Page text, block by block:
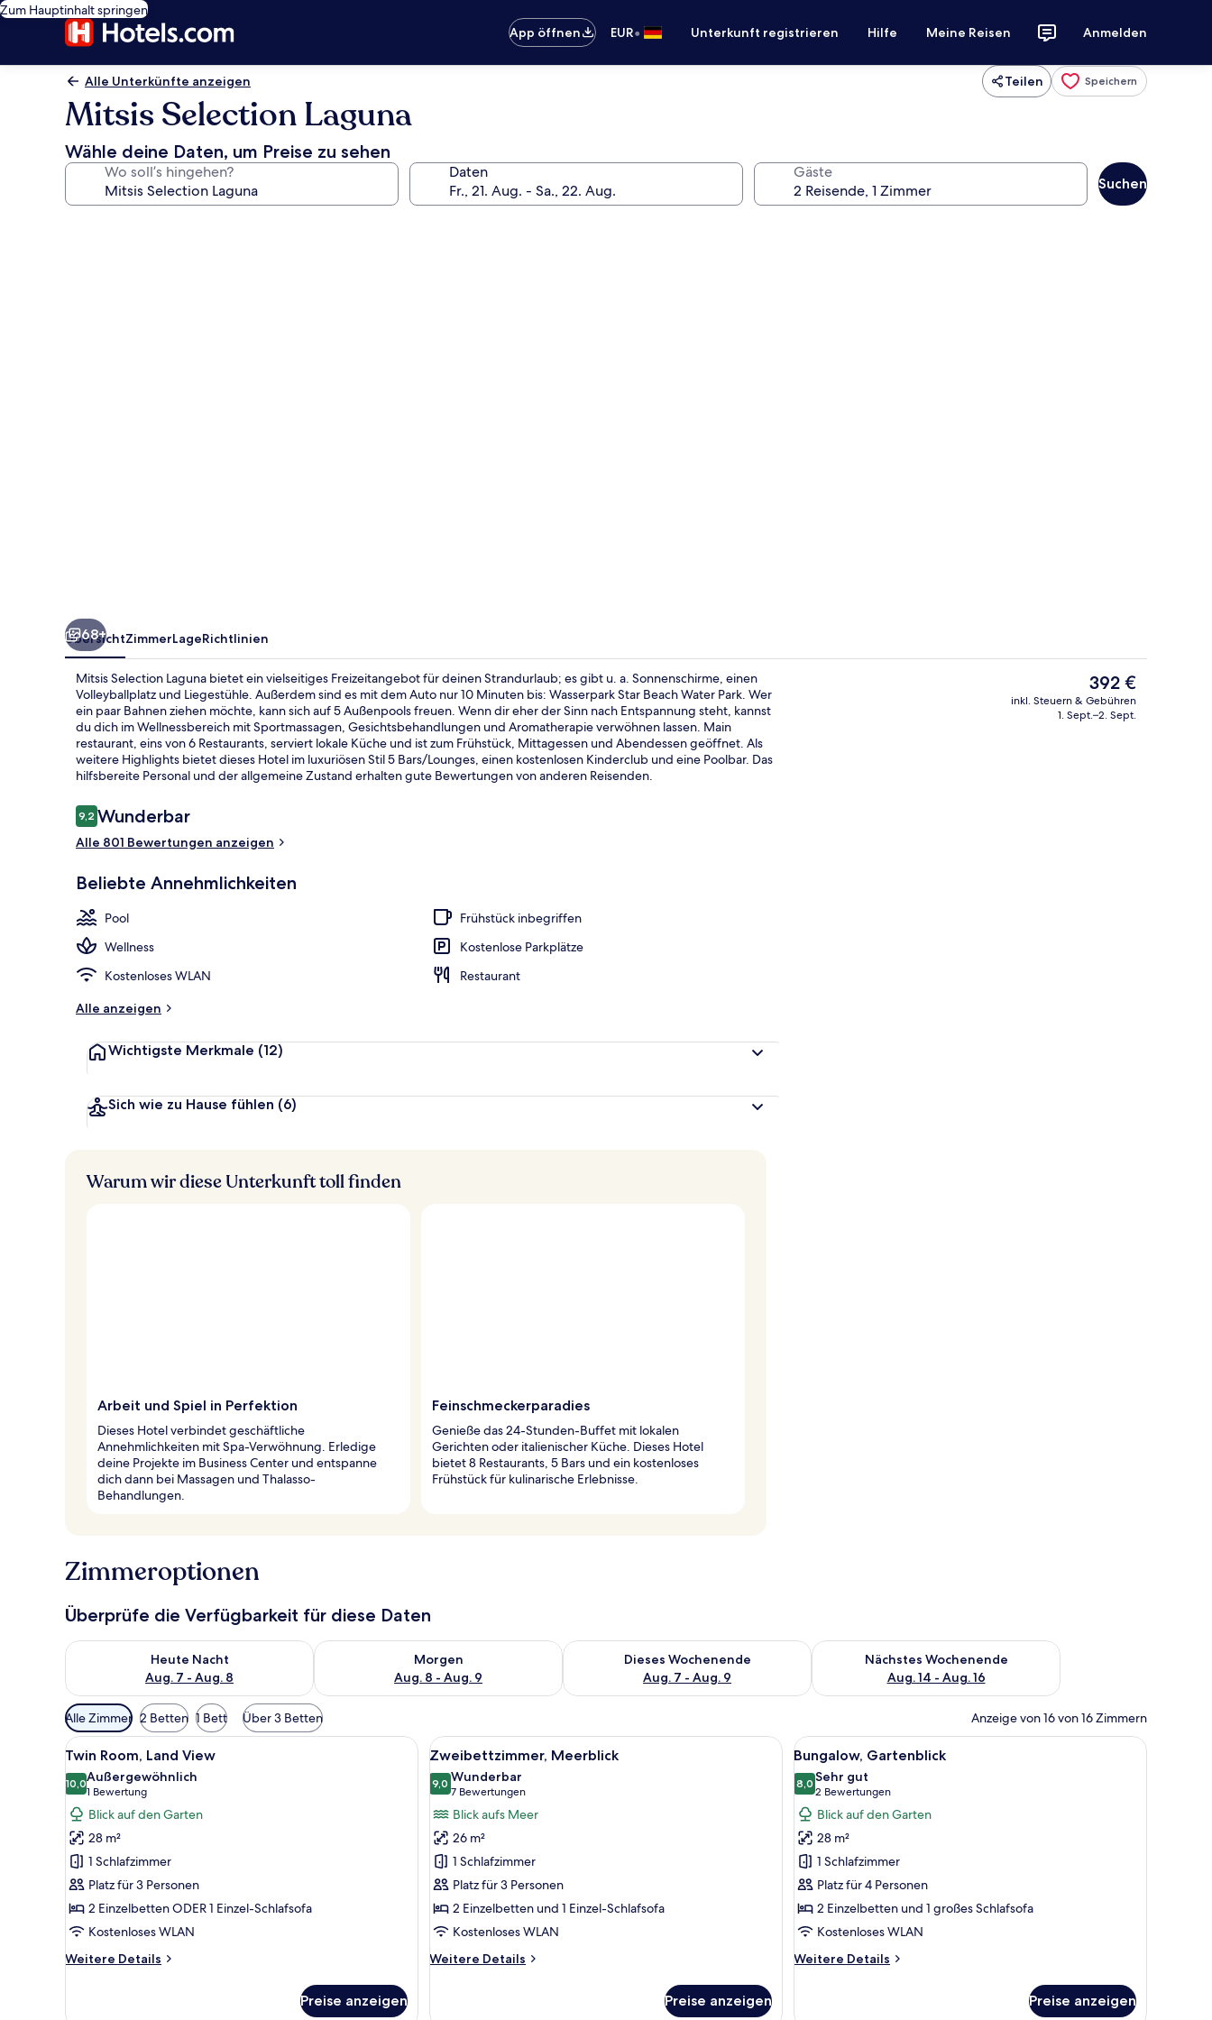
Zum Hauptinhalt springen
App öffnen
EUR• Unterkunft registrieren Hilfe Meine Reisen Anmelden
Alle Unterkünfte anzeigen Teilen Speichern
Mitsis Selection Laguna
Wähle deine Daten, um Preise zu sehen
Wo soll’s hingehen? Daten Gäste
Suchen
5 Bars/Lounges, Poolbar
68+
ÜbersichtZimmerLageRichtlinien
Mitsis Selection Laguna bietet ein vielseitiges Freizeitangebot für deinen Strandurlaub; es gibt u. a. Sonnenschirme, einen
Volleyballplatz und Liegestühle. Außerdem sind es mit dem Auto nur 10 Minuten bis: Wasserpark Star Beach Water Park. Wer
ein paar Bahnen ziehen möchte, kann sich auf 5 Außenpools freuen. Wenn dir eher der Sinn nach Entspannung steht, kannst
du dich im Wellnessbereich mit Sportmassagen, Gesichtsbehandlungen und Aromatherapie verwöhnen lassen. Main
restaurant, eins von 6 Restaurants, serviert lokale Küche und ist zum Frühstück, Mittagessen und Abendessen geöffnet. Als
weitere Highlights bietet dieses Hotel im luxuriösen Stil 5 Bars/Lounges, einen kostenlosen Kinderclub und eine Poolbar. Das
hilfsbereite Personal und der allgemeine Zustand erhalten gute Bewertungen von anderen Reisenden.
Bewertungen
9,29,2 von 10.
Wunderbar
Alle 801 Bewertungen anzeigen
Beliebte Annehmlichkeiten
Pool
Frühstück inbegriffen
Wellness
Kostenlose Parkplätze
Kostenloses WLAN
Restaurant
Alle anzeigen
Wichtigste Merkmale (12)
Sich wie zu Hause fühlen (6)
Der
aktuelle
Preis
392 €
inkl. Steuern & Gebühren
1. Sept.–2. Sept.
Warum wir diese Unterkunft toll finden
Arbeit und Spiel in Perfektion
Dieses Hotel verbindet geschäftliche
Annehmlichkeiten mit Spa-Verwöhnung. Erledige
deine Projekte im Business Center und entspanne
dich dann bei Massagen und Thalasso-
Behandlungen.
Feinschmeckerparadies
Genieße das 24-Stunden-Buffet mit lokalen
Gerichten oder italienischer Küche. Dieses Hotel
bietet 8 Restaurants, 5 Bars und ein kostenloses
Frühstück für kulinarische Erlebnisse.
Zimmeroptionen
Überprüfe die Verfügbarkeit für diese Daten
Heute Nacht
Aug. 7 - Aug. 8
Überprüfe die Verfügbarkeit für heute Nacht, Aug. 7 - Aug. 8.
Morgen
Aug. 8 - Aug. 9
Überprüfe die Verfügbarkeit für morgen, Aug. 8 - Aug. 9.
Dieses Wochenende
Aug. 7 - Aug. 9
Überprüfe die Verfügbarkeit für dieses Wochenende, Aug. 7 - Aug. 9.
Nächstes Wochenende
Aug. 14 - Aug. 16
Überprüfe die Verfügbarkeit für nächstes Wochenende, Aug.
Verfügbare
Filter
für
Zimmer
Alle Zimmer 2 Betten 1 Bett Über 3 Betten Anzeige von 16 von 16 Zimmern
Alle
Fotos
für
Twin
Room,
Land
View
anzeigen
Ein Bett mit einer gepolsterten Kopfteil, zwei Kissen und zwei Nachttische mit Lampen.
4
Twin Room, Land View
10,010,0 von 10
Außergewöhnlich
1 Bewertung
(1
Bewertung)
Blick auf den Garten
28 m²
1 Schlafzimmer
Platz für 3 Personen
2 Einzelbetten ODER 1 Einzel-Schlafsofa
Kostenloses WLAN
Weitere Details
Weitere
Preise anzeigen
Alle
Fotos
für
Zweibettzimmer,
Meerblick
anzeigen
Ein Schlafzimmer mit einem großen Bett, einer Bank, einem Nachttisch, einem Spiegel und Blick auf den Ozean.
4
Zweibettzimmer, Meerblick
9,09,0 von 10
Wunderbar
7 Bewertungen
(7
Bewertungen)
Blick aufs Meer
26 m²
1 Schlafzimmer
Platz für 3 Personen
2 Einzelbetten und 1 Einzel-Schlafsofa
Kostenloses WLAN
Weitere Details
Weitere
Preise anzeigen
Alle
Fotos
für
Bungalow,
Gartenblick
anzeigen
Ein Schlafzimmer mit einem großen Bett,
6
Bungalow, Gartenblick
8,08,0 von 10
Sehr gut
2 Bewertungen
(2
Bewertungen)
Blick auf den Garten
28 m²
1 Schlafzimmer
Platz für 4 Personen
2 Einzelbetten und 1 großes Schlafsofa
Kostenloses WLAN
Weitere Details
Weitere
Preise anzeigen